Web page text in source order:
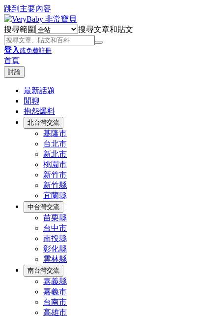
跳到主要內容
搜尋範圍 搜尋文章和貼文
登入或免費註冊
首頁
討論
最新話題
閒聊
抱怨爆料
北台灣交流
基隆市
台北市
新北市
桃園市
新竹市
新竹縣
宜蘭縣
中台灣交流
苗栗縣
台中市
南投縣
彰化縣
雲林縣
南台灣交流
嘉義縣
嘉義市
台南市
高雄市